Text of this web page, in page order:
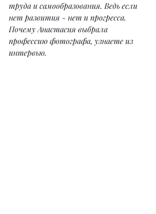
труда и самообразования. Ведь если
нет развития - нет и прогресса.
Почему Анастасия выбрала
профессию фотографа, узнаете из
интервью.